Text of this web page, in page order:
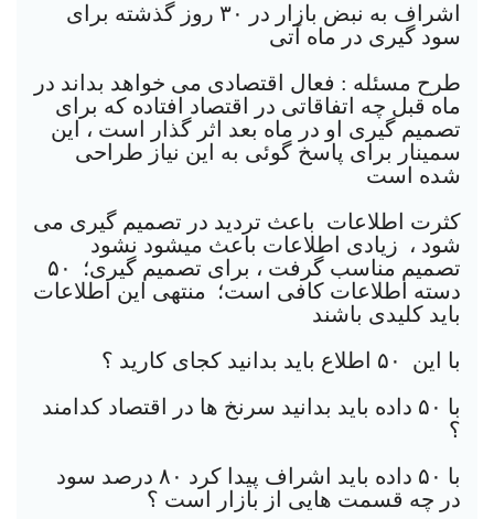
اشراف به نبض بازار در ٣٠ روز گذشته برای
سود گیری در ماه آتی
طرح مسئله : فعال اقتصادی می خواهد بداند در
ماه قبل چه اتفاقاتی در اقتصاد افتاده که برای
تصمیم گیری او در ماه بعد اثر گذار است ، این
سمینار برای پاسخ گوئی به این نیاز طراحی
شده است
کثرت اطلاعات باعث تردید در تصمیم گیری می
شود ، زیادی اطلاعات باعث میشود نشود
تصمیم مناسب گرفت ، برای تصمیم گیری؛ ۵٠
دسته اطلاعات کافی است؛ منتهی این اطلاعات
باید کلیدی باشند
با این ۵٠ اطلاع باید بدانید کجای کارید ؟
با ۵٠ داده باید بدانید سرنخ ها در اقتصاد کدامند
؟
با ۵٠ داده باید اشراف پیدا کرد ٨٠ درصد سود
در چه قسمت هایی از بازار است ؟